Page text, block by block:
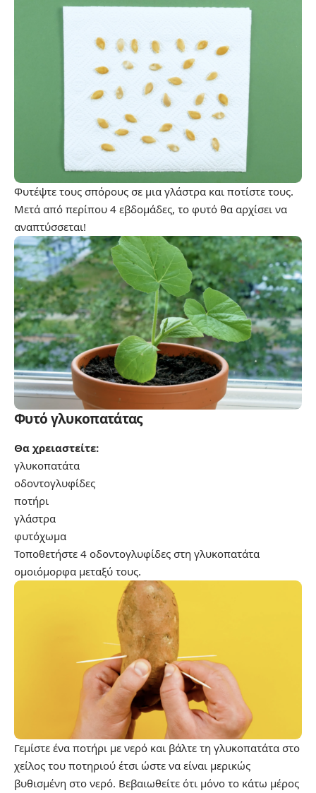
Φυτέψτε τους σπόρους σε μια γλάστρα και ποτίστε τους.
Μετά από περίπου 4 εβδομάδες, το φυτό θα αρχίσει να
αναπτύσσεται!
Φυτό γλυκοπατάτας
Θα χρειαστείτε:
γλυκοπατάτα
οδοντογλυφίδες
ποτήρι
γλάστρα
φυτόχωμα
Τοποθετήστε 4 οδοντογλυφίδες στη γλυκοπατάτα
ομοιόμορφα μεταξύ τους.
Γεμίστε ένα ποτήρι με νερό και βάλτε τη γλυκοπατάτα στο
χείλος του ποτηριού έτσι ώστε να είναι μερικώς
βυθισμένη στο νερό. Βεβαιωθείτε ότι μόνο το κάτω μέρος